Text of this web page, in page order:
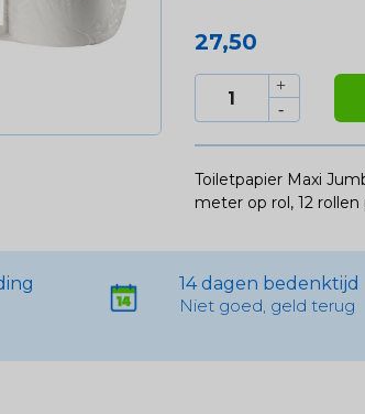
27,50
Toiletpapier Maxi
meter op rol, 12 rollen
14 dagen bedenktijd
Niet goed, geld terug